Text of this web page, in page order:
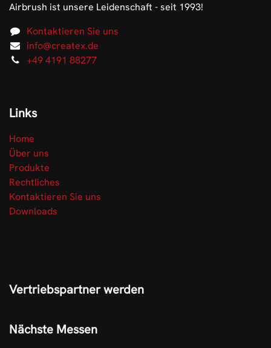
Airbrush ist unsere Leidenschaft - seit 1993!
Kontaktieren Sie uns
info@createx.de
+49 4191 88277
Links
Home
Über uns
Produkte
Rechtliches
Kontaktieren Sie uns
Downloads
Vertriebspartner werden
Nächste Messen